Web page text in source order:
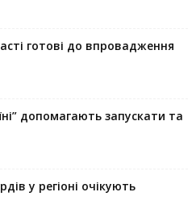
готові до впровадження
допомагають запускaти та
у регіоні очікують